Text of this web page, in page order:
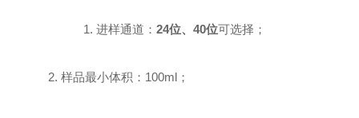
1. 进样通道： 24位、40位可选择；
2. 样品最小体积：100ml；